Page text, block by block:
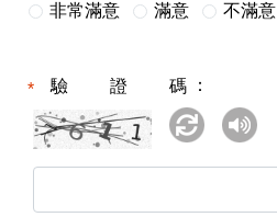
非常滿意
滿意 不滿意
驗證碼